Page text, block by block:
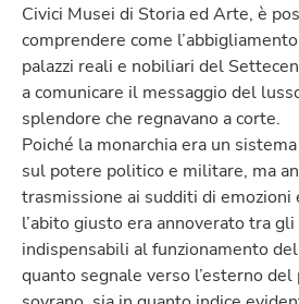
Civici Musei di Storia ed Arte, è
comprendere come
palazzi reali e nobiliari del
a comunicare il messaggio del
splendore che regnavano a corte.
Poiché la monarchia era un
sul potere politico e militare, ma
trasmissione ai sudditi di emozioni
l’abito giusto era annoverato tra
indispensabili al funzionamento
quanto segnale verso l’esterno